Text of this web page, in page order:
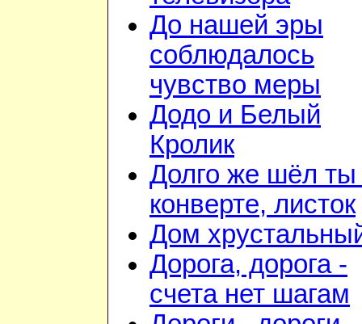
До нашей эры
соблюдалось
чувство меры
Додо и Белый
Кролик
Долго же шёл ты
конверте, листок
Дом
Дорога, дорога -
счета нет шагам